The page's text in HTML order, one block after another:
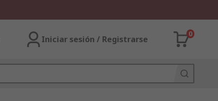
Iniciar sesión / Registrarse
0